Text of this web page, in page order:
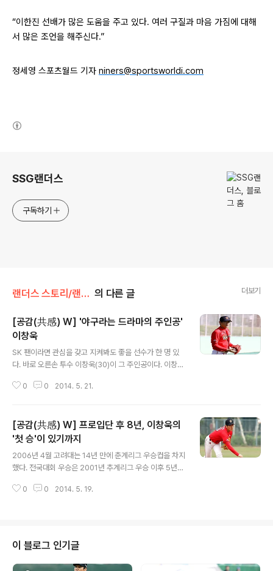
“이한진 선배가 많은 도움을 주고 있다. 여러 구질과 마음 가짐에 대해
서 많은 조언을 해주신다.”
정세영 스포츠월드 기자 niners@sportsworldi.com
SSG랜더스
구독하기
랜더스 스토리/랜더스人 의 다른 글 더보기
[공감(共感) W] '야구라는 드라마의 주인공'
이창욱
SK 팬이라면 관심을 갖고 지켜봐도 좋을 선수가 한 명 있
다. 바로 오른손 투수 이창욱(30)이 그 주인공이다. 이창욱
닝 5자책점)에 머무르고 있다. 표면적으로 드러나는 성적
마운드에서 던지는 공 하나하나가 '드라마'다. 이창욱은 2
007년 신인 드래프트에서 2차 1번 지명을 받았다. 당시 1
차 1번으로 비룡군단의 부름을 받은 선수가 에이스 김광현
이다. 드래프트 동기가 양현종(KIA)과 김혁민(한화), 백정
현(삼성). 당시 받았던 계약금이 1억3000만원이었을 정도
로 팀에서는 우완 투수 중 최고 기대주였다. 당시 고려대 에
0 0 2014. 5. 21.
[공감(共感) W] 프로입단 후 8년, 이창욱의
'첫 승'이 있기까지
2006년 4월 고려대는 14년 만에 춘계리그 우승컵을 차지
했다. 전국대회 우승은 2001년 추계리그 우승 이후 5년
운드를 버텨준 에이스의 역할이 주효했다. 이 선수는 결국
한화와의 원정 3연전에서 '1승'보다 값진 '이창욱'이라는
선수 발굴에 성공했다. 이창욱은 17일 경기에서 2이닝 1피
안타 무실점 호투하며 프로 지명 8년 만에 값진 첫 승을 거
0 0 2014. 5. 19.
이 블로그 인기글